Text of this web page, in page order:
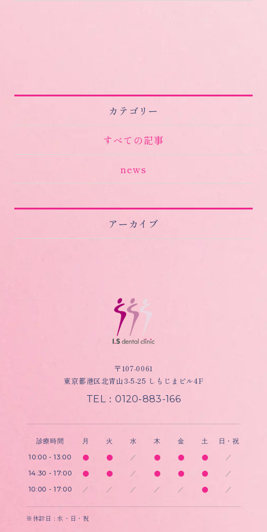
カテゴリー
すべての記事
news
アーカイブ
〒107-0061
東京都港区北青山3-5-25 しもじまビル4F
TEL：0120-883-166
診療時間 月 火 水 木 金 土 日・祝
10:00 - 13:00 ／ ／
14:30 - 17:00 ／ ／
10:00 - 17:00 ／ ／ ／ ／ ／ ／
※休診日 : 水・日・祝